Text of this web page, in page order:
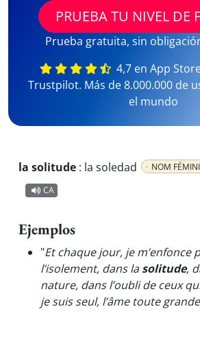
PRUEBA TU NIVEL DE
Prueba gratuita, sin
4,7 en App
Trustpilot. Más de 8.000.000 de
el mundo
la solitude : la soledad NOM
CA
Ejemplos
"Et chaque jour, je m’enfonce
l’isolement, dans lasolitude,
nature, dans l’oubli de ceux
je suis seul, l’âme toute